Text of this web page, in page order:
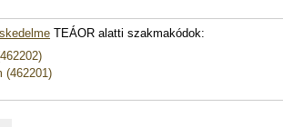
TEÁOR alatti szakmakódok:
(462201)